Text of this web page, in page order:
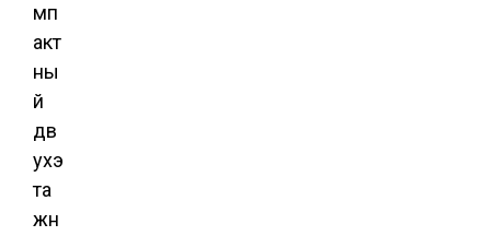
мп
акт
ны
й
дв
ухэ
та
жн